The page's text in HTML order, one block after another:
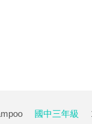
國中三年級